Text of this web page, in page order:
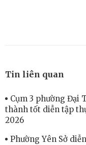
Tin liên quan
Cụm 3 phường Đại
thành tốt diễn tập
2026
Phường Yên Sở